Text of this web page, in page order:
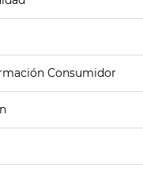
Consumidor